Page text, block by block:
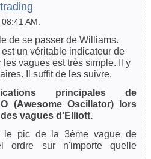
AM.
de se passer de Williams.
un véritable indicateur de
les vagues est très simple. Il y
Il suffit de les suivre.
principales de
(Awesome Oscillator) lors
vagues d'Elliott.
le pic de la 3ème vague de
ordre sur n'importe quelle